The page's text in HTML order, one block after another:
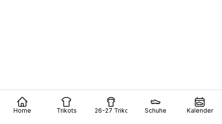
Home Trikots 26-27 Trikots Schuhe Kalender